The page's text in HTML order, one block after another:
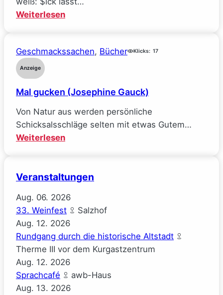
meine
Ideale
(Sarah
Weiterlesen:
Geschmackssachen, Bücher Klicks: 17
Anzeige
Mal gucken (Josephine Gauck)
Von Natur aus werden persönliche
Schicksalsschläge selten mit etwas Gutem…
Weiterlesen:
(Josephine
Veranstaltungen
Aug. 06. 2026
33. Weinfest
Salzhof
Aug. 12. 2026
Rundgang durch die historische Altstadt
Therme III vor dem Kurgastzentrum
Aug. 12. 2026
Sprachcafé
awb-Haus
Aug. 13. 2026